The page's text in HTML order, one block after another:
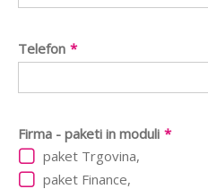
Telefon *
Firma - paketi in moduli *
paket Trgovina,
paket Finance,